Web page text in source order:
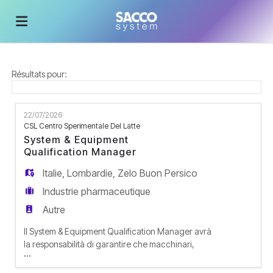
Emplois
Déposez
votre
CV
Connexion
Langue
Résultats pour:
22/07/2026
CSL Centro Sperimentale Del Latte
System & Equipment
Qualification Manager
Italie,Lombardie, Zelo Buon Persico
Industrie pharmaceutique
Autre
Il System & Equipment Qualification Manager avrà
la responsabilità di garantire che macchinari,
sistemi e impianti industriali rispettino i requisiti di
sicurezza, qualità e conformità normativa (es.
...